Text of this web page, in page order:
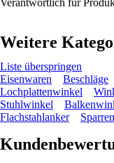
Verantwortlich für
Weitere
Liste überspringen
Eisenwaren
Beschläge
Lochplattenwinkel
Stuhlwinkel
Flachstahlanker